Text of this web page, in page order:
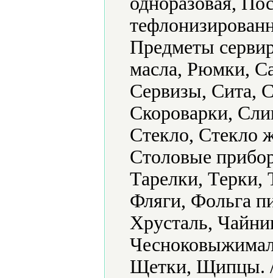
Предметы
масла, Рюмки,
Сервизы, Сита,
Скороварки,
Стекло, Стекло
Столовые
Тарелки,
Фляги, Фольга
Хрусталь,
Щетки, Щипцы.